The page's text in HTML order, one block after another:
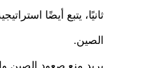
ثانيًا، يتبع أيضًا
الصين.
يريد منع صعود الصين